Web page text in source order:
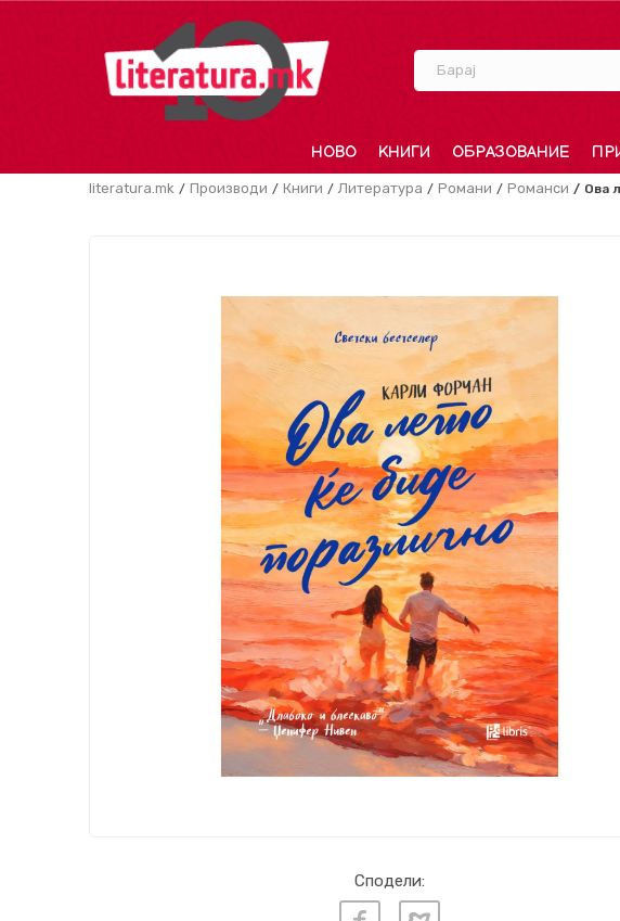
Барај
НОВО КНИГИ ОБРАЗОВАНИЕ
literatura.mk Производи Книги Литература Романи Романси Ова
Сподели: